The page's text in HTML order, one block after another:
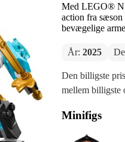
Med LEGO®
action fra
bevægelige
År: 2025
Den billigste
mellem billigste
Minifigs